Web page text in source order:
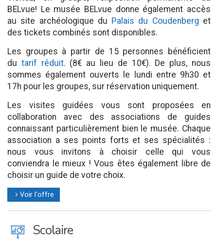
BELvue! Le musée BELvue donne également accès
au site archéologique du Palais du Coudenberg et
des tickets combinés sont disponibles.
Les groupes à partir de 15 personnes bénéficient
du tarif réduit. (8€ au lieu de 10€). De plus, nous
sommes également ouverts le lundi entre 9h30 et
17h pour les groupes, sur réservation uniquement.
Les visites guidées vous sont proposées en
collaboration avec des associations de guides
connaissant particulièrement bien le musée. Chaque
association a ses points forts et ses spécialités :
nous vous invitons à choisir celle qui vous
conviendra le mieux ! Vous êtes également libre de
choisir un guide de votre choix.
l Voir l'offre
J Scolaire